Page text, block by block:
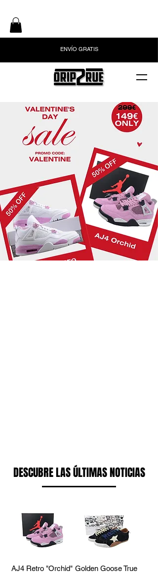
ENVÍO GRATIS
DESCUBRE LAS ÚLTIMAS NOTICIAS
AJ4 Retro "Orchid" Golden Goose True